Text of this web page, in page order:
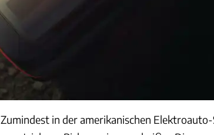
Zumindest in der amerikanischen